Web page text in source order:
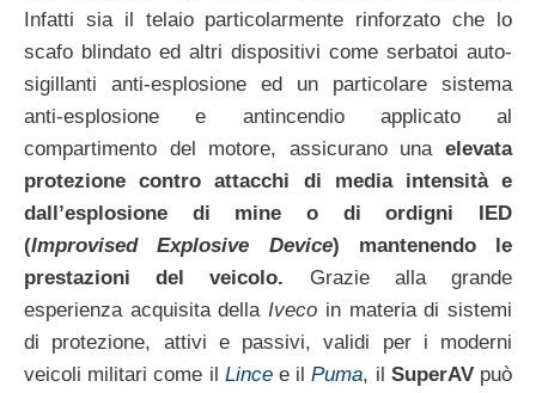
Infatti sia il telaio particolarmente rinforzato che lo
scafo blindato ed altri dispositivi come serbatoi auto-
sigillanti anti-esplosione ed un particolare sistema
anti-esplosione e antincendio applicato al
compartimento del motore, assicurano una elevata
protezione contro attacchi di media intensità e
dall’esplosione di mine o di ordigni IED
(Improvised Explosive Device) mantenendo le
prestazioni del veicolo. Grazie alla grande
esperienza acquisita della Iveco in materia di sistemi
di protezione, attivi e passivi, validi per i moderni
veicoli militari come il Lincee ilPuma, il SuperAVpuò